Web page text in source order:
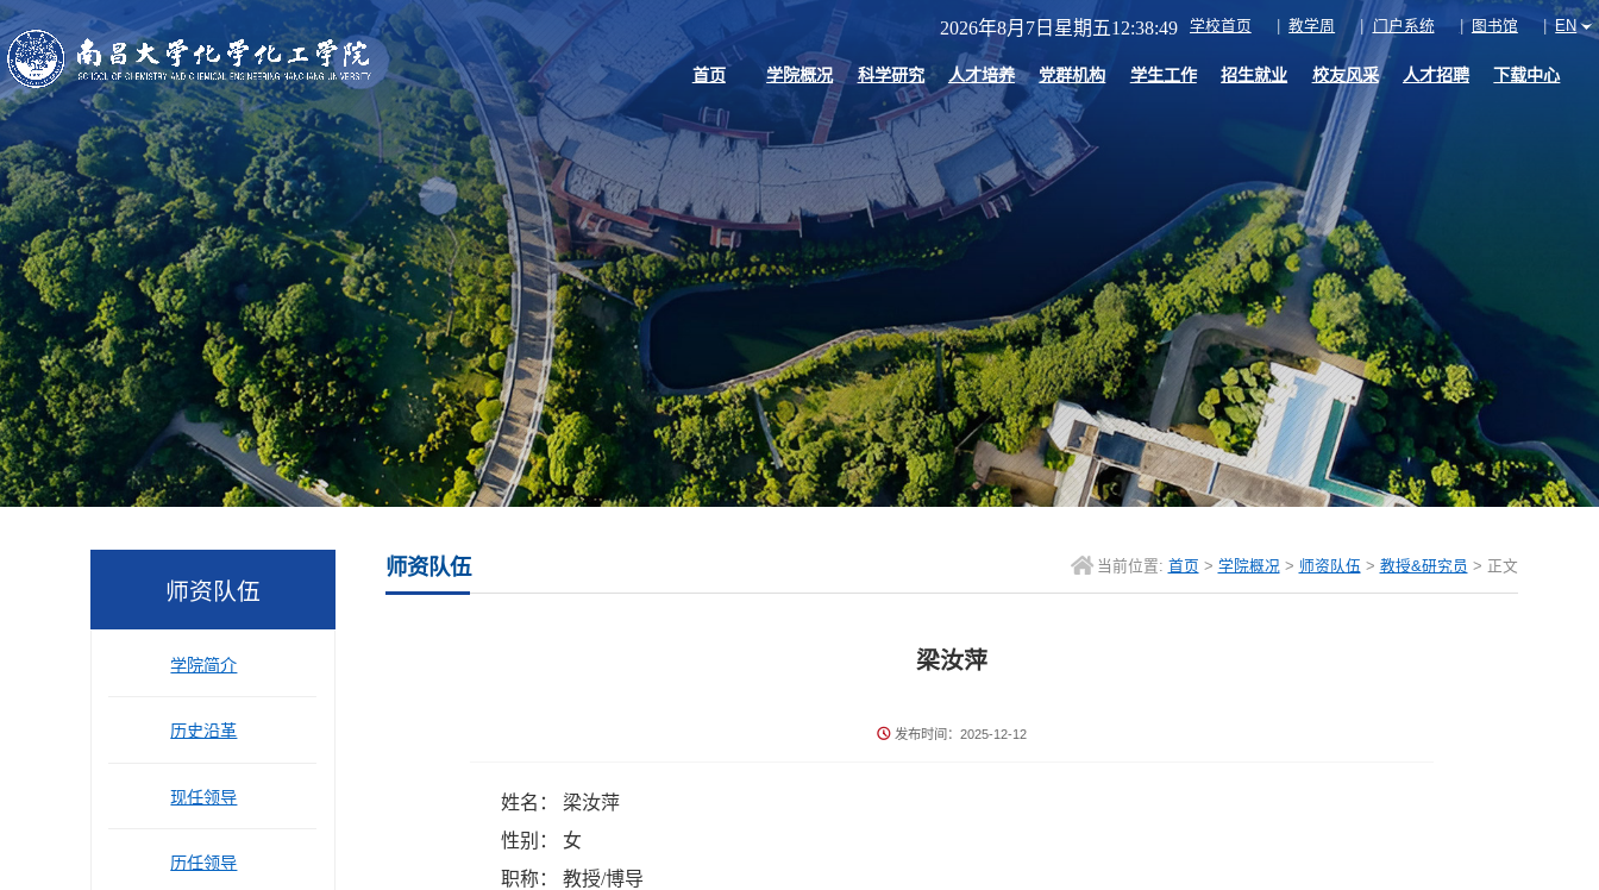
2026年8月7日星期五12:38:50 学校首页 教学周 门户系统 图书馆 EN
首页 学院概况 科学研究 人才培养 党群机构 学生工作 招生就业 校友风采 人才招聘 下载中心
师资队伍
学院简介
历史沿革
现任领导
历任领导
师资队伍 当前位置: 首页 > 学院概况> 师资队伍 > 教授&研究员 > 正文
梁汝萍
发布时间：2025-12-12
姓名： 梁汝萍
性别： 女
职称： 教授/博导